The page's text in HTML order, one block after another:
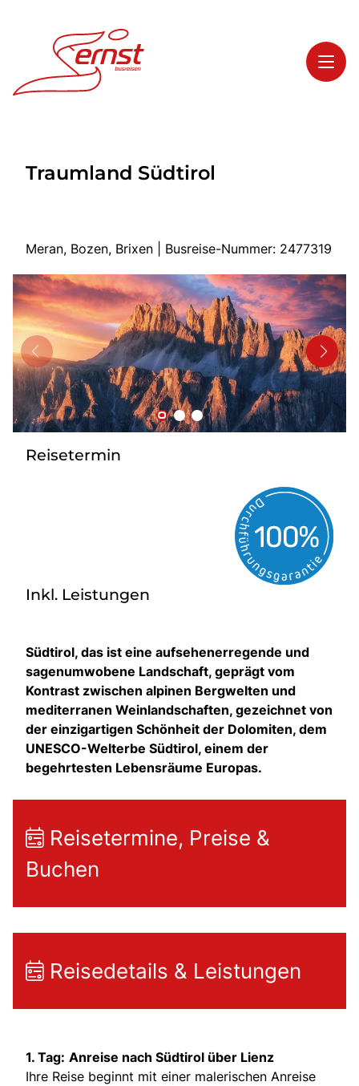
Highlights
Start
Busreisen
Bus mieten
Kontakt
Traumland Südtirol
Meran, Bozen, Brixen | Busreise-Nummer: 2477319
Reisetermin
Inkl. Leistungen
Südtirol, das ist eine aufsehenerregende und
sagenumwobene Landschaft, geprägt vom
Kontrast zwischen alpinen Bergwelten und
mediterranen Weinlandschaften, gezeichnet von
der einzigartigen Schönheit der Dolomiten, dem
UNESCO-Welterbe Südtirol, einem der
begehrtesten Lebensräume Europas.
Reisetermine, Preise &
Buchen
Reisedetails & Leistungen
1. Tag: Anreise nach Südtirol über Lienz
Ihre Reise beginnt mit einer malerischen Anreise